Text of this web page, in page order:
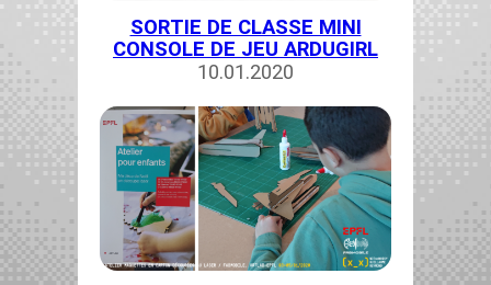
SORTIE DE CLASSE MINI
CONSOLE DE JEU ARDUGIRL
10.01.2020